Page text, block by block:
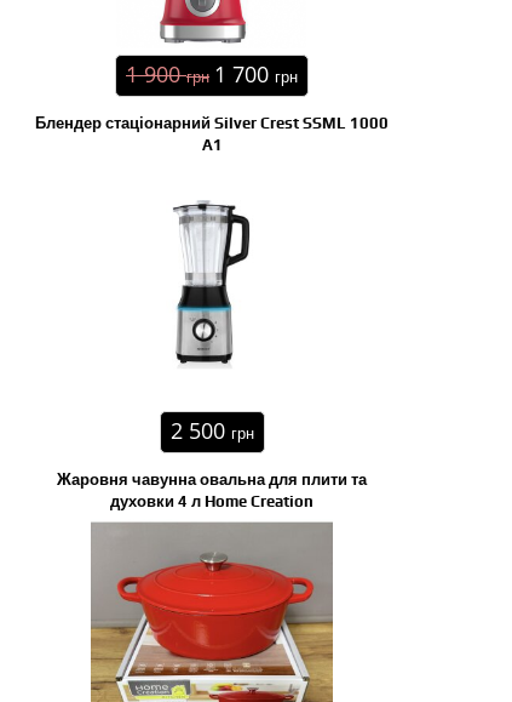
1 900грн 1 700 грн
Блендер стаціонарний Silver Crest SSML 1000
A1
2 500 грн
Жаровня чавунна овальна для плити та
духовки 4 л Home Creation